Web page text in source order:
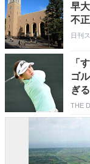
早
不
日刊
「
ゴ
ぎ
THE